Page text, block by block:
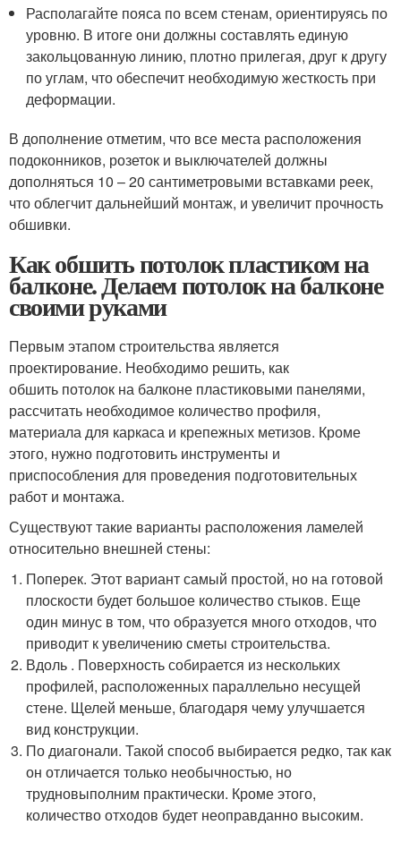
Располагайте пояса по всем стенам, ориентируясь по
уровню. В итоге они должны составлять единую
закольцованную линию, плотно прилегая, друг к другу
по углам, что обеспечит необходимую жесткость при
деформации.
В дополнение отметим, что все места расположения
подоконников, розеток и выключателей должны
дополняться 10 – 20 сантиметровыми вставками реек,
что облегчит дальнейший монтаж, и увеличит прочность
обшивки.
Как обшить потолок пластиком на
балконе. Делаем потолок на балконе
своими руками
Первым этапом строительства является
проектирование. Необходимо решить, как
обшить потолок на балконе пластиковыми панелями,
рассчитать необходимое количество профиля,
материала для каркаса и крепежных метизов. Кроме
этого, нужно подготовить инструменты и
приспособления для проведения подготовительных
работ и монтажа.
Существуют такие варианты расположения ламелей
относительно внешней стены:
Поперек. Этот вариант самый простой, но на готовой
плоскости будет большое количество стыков. Еще
один минус в том, что образуется много отходов, что
приводит к увеличению сметы строительства.
Вдоль . Поверхность собирается из нескольких
профилей, расположенных параллельно несущей
стене. Щелей меньше, благодаря чему улучшается
вид конструкции.
По диагонали. Такой способ выбирается редко, так как
он отличается только необычностью, но
трудновыполним практически. Кроме этого,
количество отходов будет неоправданно высоким.